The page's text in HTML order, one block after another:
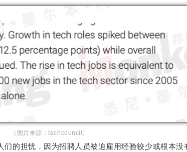
（图片来源：techcouncil）
们的担忧，因为招聘人员被迫雇用经验较少或根本没